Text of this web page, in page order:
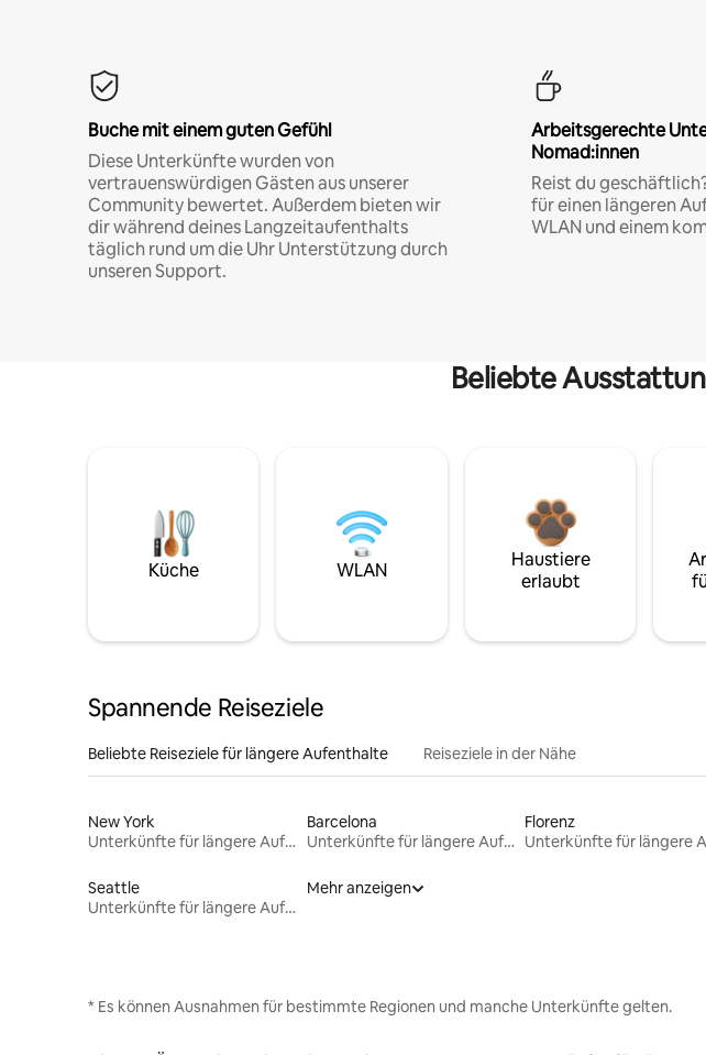
Buche mit einem guten Gefühl
Diese Unterkünfte wurden von
vertrauenswürdigen Gästen aus unserer
Community bewertet. Außerdem bieten wir
dir während deines Langzeitaufenthalts
täglich rund um die Uhr Unterstützung durch
unseren Support.
Arbeitsgerechte
Nomad:innen
Reist du
für einen längeren
WLAN und einem
Beliebte
Küche WLAN
Haustiere
erlaubt
Spannende Reiseziele
Beliebte Reiseziele für längere Aufenthalte Reiseziele in der Nähe
New York
Unterkünfte für längere Aufenthalte
Barcelona
Unterkünfte für längere Aufenthalte
Florenz
Seattle
Unterkünfte für längere Aufenthalte
Mehr anzeigen
* Es können Ausnahmen für bestimmte Regionen und manche Unterkünfte gelten.